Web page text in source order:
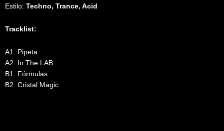
Estilo: Techno, Trance, Acid
Tracklist:
A1. Pipeta
A2. In The LAB
B1. Fórmulas
B2. Cristal Magic